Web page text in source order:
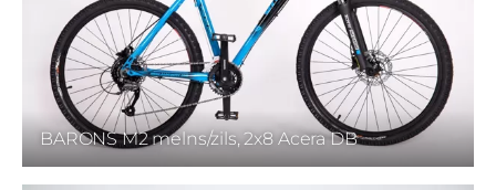
BARONS M2 melns/zils, 2x8 Acera DB